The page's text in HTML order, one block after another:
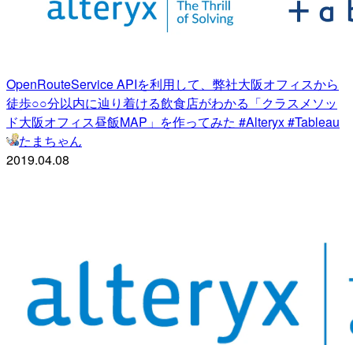
OpenRouteService APIを利用して、弊社大阪オフィスから
徒歩○○分以内に辿り着ける飲食店がわかる「クラスメソッ
ド大阪オフィス昼飯MAP」を作ってみた #Alteryx #Tableau
たまちゃん
2019.04.08